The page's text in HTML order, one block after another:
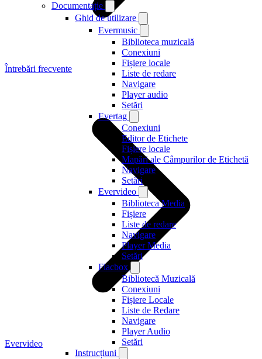
Documentație
Ghid de utilizare
Evermusic
Biblioteca muzicală
Conexiuni
Fișiere locale
Liste de redare
Navigare
Player audio
Setări
Evertag
Conexiuni
Editor de Etichete
Fișiere locale
Mapări ale Câmpurilor de Etichetă
Navigare
Setări
Evervideo
Biblioteca Media
Fișiere
Liste de redare
Navigare
Player Media
Setări
Flacbox
Bibliotecă Muzicală
Conexiuni
Fișiere Locale
Liste de Redare
Navigare
Player Audio
Setări
Instrucțiuni
Întrebări frecvente
Evervideo